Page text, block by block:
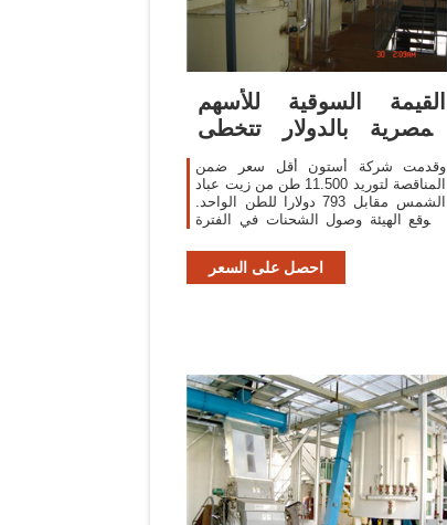
القيمة السوقية للأسهم
المصرية بالدولار تتخطى
مستويات ما
وقدمت شركة أستون أقل سعر ضمن
المناقصة لتوريد 11.500 طن من زيت عباد
الشمس مقابل 793 دولارا للطن الواحد.
وتتوقع الهيئة وصول الشحنات في الفترة
صحية
احصل على السعر